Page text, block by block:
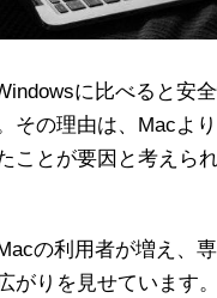
に比べると安
その理由は、Macよ
ことが要因と考えら
の利用者が増え、
がりを見せています